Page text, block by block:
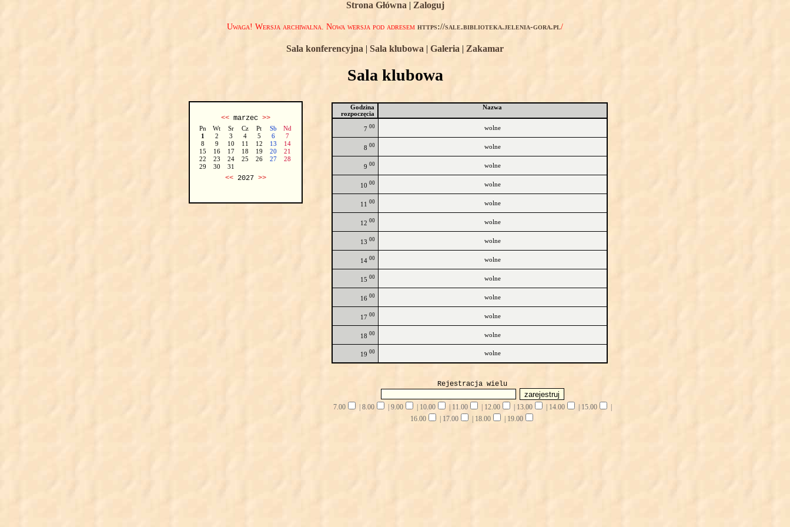
Strona Główna | Zaloguj
Uwaga! Wersja archiwalna. Nowa wersja pod adresem https://sale.biblioteka.jelenia-gora.pl/
Sala konferencyjna | Sala klubowa | Galeria | Zakamar
Sala klubowa
<<marzec >>
Pn Wt Sr Cz Pt Sb
Nd
1
2 3 4 5 6
7
8
9 10 11 12 13
14
15
16 17 18 19 20
21
22
23 24 25 26 27
28
29
30 31
<<2027 >>
Godzina
rozpoczęcia
Nazwa
7 00 wolne
8 00 wolne
9 00 wolne
10 00 wolne
11 00 wolne
12 00 wolne
13 00 wolne
14 00 wolne
15 00 wolne
16 00 wolne
17 00 wolne
18 00 wolne
19 00 wolne
Rejestracja wielu
7.00 8.00 9.00 10.00 11.00 12.00 13.00 14.00 15.00
16.00
17.00 18.00 19.00